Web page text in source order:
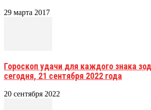
29 марта 2017
Гороскоп удачи для каждого знака
сегодня, 21 сентября 2022 года
20 сентября 2022